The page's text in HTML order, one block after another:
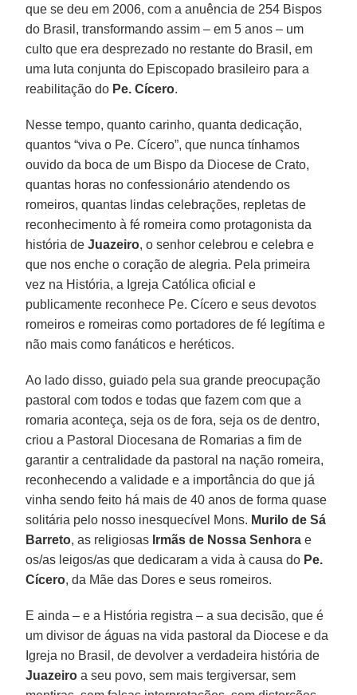
que se deu em 2006, com a anuência de 254 Bispos
do Brasil, transformando assim – em 5 anos – um
culto que era desprezado no restante do Brasil, em
uma luta conjunta do Episcopado brasileiro para a
reabilitação do Pe. Cícero.
Nesse tempo, quanto carinho, quanta dedicação,
quantos “viva o Pe. Cícero”, que nunca tínhamos
ouvido da boca de um Bispo da Diocese de Crato,
quantas horas no confessionário atendendo os
romeiros, quantas lindas celebrações, repletas de
reconhecimento à fé romeira como protagonista da
história deJuazeiro, o senhor celebrou e celebra e
que nos enche o coração de alegria. Pela primeira
vez na História, a Igreja Católica oficial e
publicamente reconhece Pe. Cícero e seus devotos
romeiros e romeiras como portadores de fé legítima e
não mais como fanáticos e heréticos.
Ao lado disso, guiado pela sua grande preocupação
pastoral com todos e todas que fazem com que a
romaria aconteça, seja os de fora, seja os de dentro,
criou a Pastoral Diocesana de Romarias a fim de
garantir a centralidade da pastoral na nação romeira,
reconhecendo a validade e a importância do que já
vinha sendo feito há mais de 40 anos de forma quase
solitária pelo nosso inesquecível Mons. Murilo de Sá
Barreto, as religiosas Irmãs de Nossa Senhora e
os/as leigos/as que dedicaram a vida à causa do Pe.
Cícero, da Mãe das Dores e seus romeiros.
E ainda – e a História registra – a sua decisão, que é
um divisor de águas na vida pastoral da Diocese e da
Igreja no Brasil, de devolver a verdadeira história de
Juazeiro a seu povo, sem mais tergiversar, sem